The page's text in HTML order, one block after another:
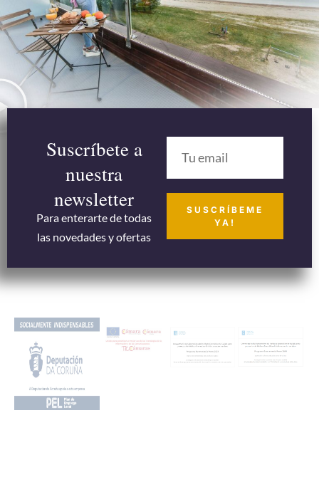
Suscríbete a
nuestra
newsletter
Para enterarte de todas
las novedades y ofertas
SUSCRÍBEME
YA!